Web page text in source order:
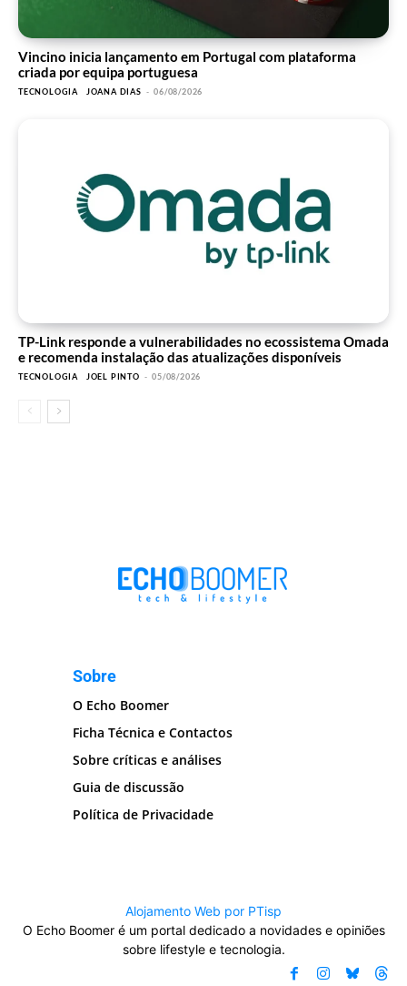
Vincino inicia lançamento em Portugal com plataforma
criada por equipa portuguesa
TECNOLOGIA JOANA DIAS - 06/08/2026
TP-Link responde a vulnerabilidades no ecossistema Omada
e recomenda instalação das atualizações disponíveis
TECNOLOGIA JOEL PINTO - 05/08/2026
Sobre
O Echo Boomer
Ficha Técnica e Contactos
Sobre críticas e análises
Guia de discussão
Política de Privacidade
Alojamento Web por PTisp
O Echo Boomer é um portal dedicado a novidades e opiniões
sobre lifestyle e tecnologia.